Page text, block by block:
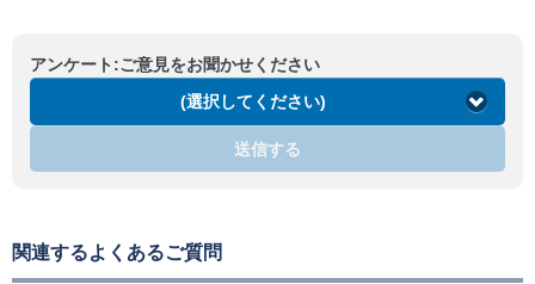
アンケート:ご意見をお聞かせください
(選択してください)
送信する
関連するよくあるご質問